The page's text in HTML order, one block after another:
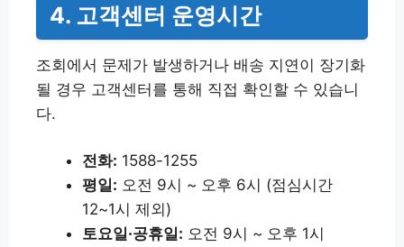
4. 고객센터 운영시간
조회에서 문제가 발생하거나 배송 지연이 장기화
될 경우 고객센터를 통해 직접 확인할 수 있습니
다.
전화: 1588-1255
평일: 오전 9시 ~ 오후 6시 (점심시간
12~1시 제외)
토요일·공휴일: 오전 9시 ~ 오후 1시